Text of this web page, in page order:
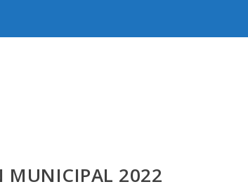
MUNICIPAL 2022